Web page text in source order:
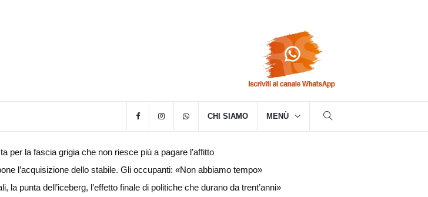
CHI SIAMO MENÙ
per la fascia grigia che non riesce più a pagare l’affitto
l’acquisizione dello stabile. Gli occupanti: «Non abbiamo tempo»
punta dell’iceberg, l’effetto finale di politiche che durano da trent’anni»